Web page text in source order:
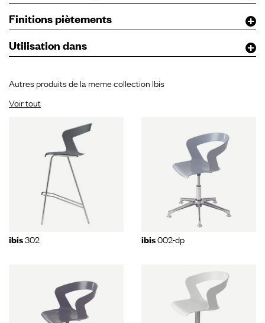
Finitions piètements
Utilisation dans
Autres produits de la meme collection Ibis
Voir tout
ibis302 ibis002-dp